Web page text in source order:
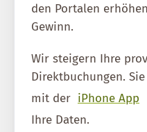
den Portalen
Gewinn.
Wir steigern Ihre
Direktbuchungen.
mit der iPhone App
Ihre Daten.